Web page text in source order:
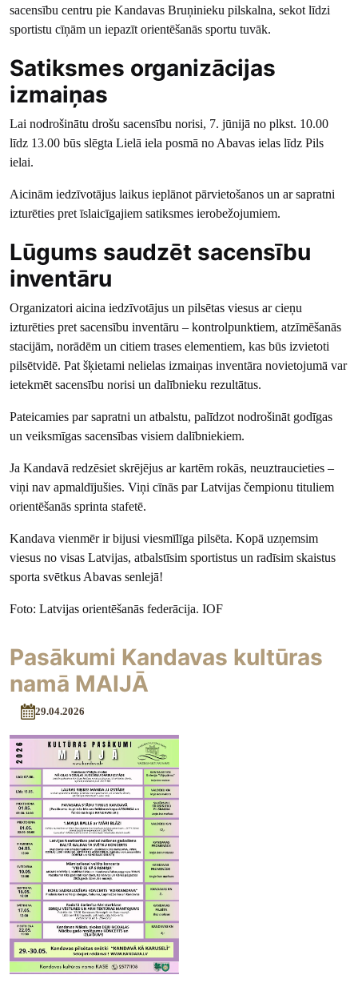
sacensību centru pie Kandavas Bruņinieku pilskalna, sekot līdzi
sportistu cīņām un iepazīt orientēšanās sportu tuvāk.
Satiksmes organizācijas
izmaiņas
Lai nodrošinātu drošu sacensību norisi, 7. jūnijā no plkst. 10.00
līdz 13.00 būs slēgta Lielā iela posmā no Abavas ielas līdz Pils
ielai.
Aicinām iedzīvotājus laikus ieplānot pārvietošanos un ar sapratni
izturēties pret īslaicīgajiem satiksmes ierobežojumiem.
Lūgums saudzēt sacensību
inventāru
Organizatori aicina iedzīvotājus un pilsētas viesus ar cieņu
izturēties pret sacensību inventāru – kontrolpunktiem, atzīmēšanās
stacijām, norādēm un citiem trases elementiem, kas būs izvietoti
pilsētvidē. Pat šķietami nelielas izmaiņas inventāra novietojumā var
ietekmēt sacensību norisi un dalībnieku rezultātus.
Pateicamies par sapratni un atbalstu, palīdzot nodrošināt godīgas
un veiksmīgas sacensības visiem dalībniekiem.
Ja Kandavā redzēsiet skrējējus ar kartēm rokās, neuztraucieties –
viņi nav apmaldījušies. Viņi cīnās par Latvijas čempionu tituliem
orientēšanās sprinta stafetē.
Kandava vienmēr ir bijusi viesmīlīga pilsēta. Kopā uzņemsim
viesus no visas Latvijas, atbalstīsim sportistus un radīsim skaistus
sporta svētkus Abavas senlejā!
Foto: Latvijas orientēšanās federācija. IOF
Pasākumi Kandavas kultūras
namā MAIJĀ
29.04.2026